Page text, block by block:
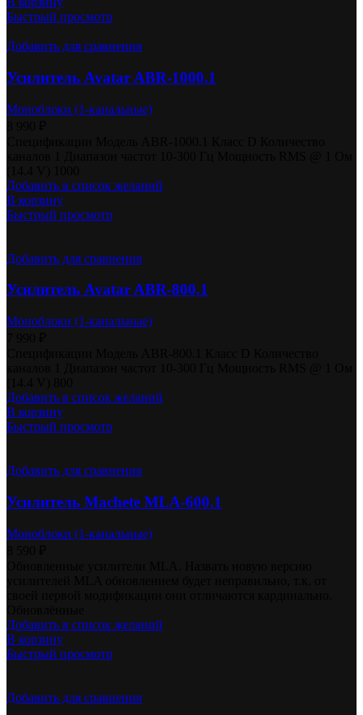
Быстрый просмотр
Добавить для сравнения
Усилитель Avatar ABR-1000.1
Моноблоки (1-канальные)
Добавить в список желаний
В корзину
Быстрый просмотр
Добавить для сравнения
Усилитель Avatar ABR-800.1
Моноблоки (1-канальные)
Добавить в список желаний
В корзину
Быстрый просмотр
Добавить для сравнения
Усилитель Machete MLA-600.1
Моноблоки (1-канальные)
Добавить в список желаний
В корзину
Быстрый просмотр
Добавить для сравнения